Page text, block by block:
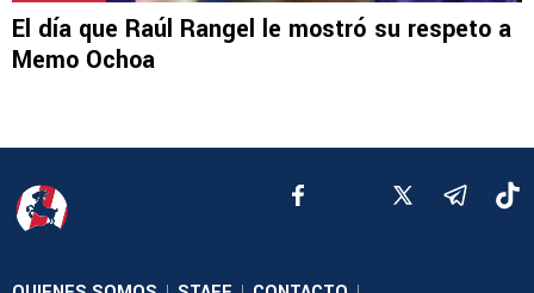
El día que Raúl Rangel le mostró su respeto a
Memo Ochoa